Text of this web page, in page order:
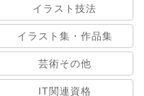
イラスト技法
イラスト集・作品集
芸術その他
IT関連資格